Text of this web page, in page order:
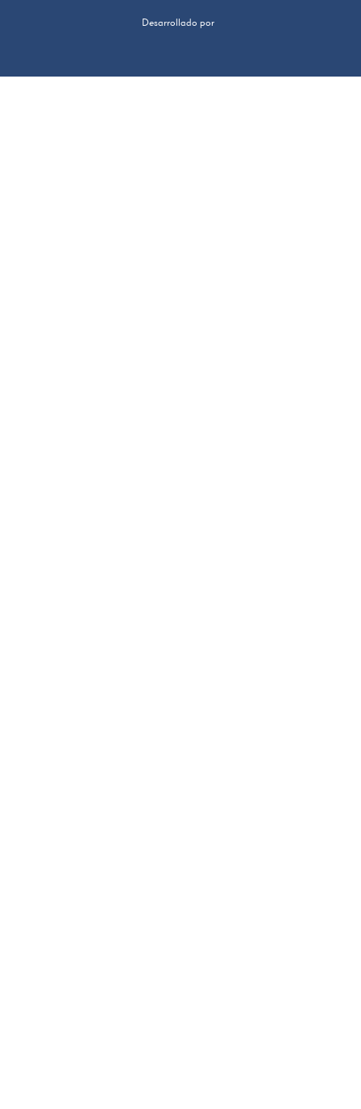
Desarrollado por